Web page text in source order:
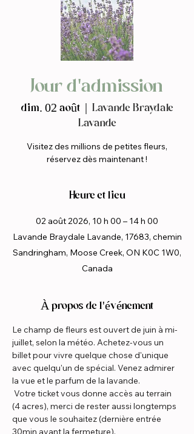
Jour d'admission
dim. 02 août
  |
Lavande Braydale
Lavande
Visitez des millions de petites fleurs,
réservez dès maintenant !
Heure et lieu
02 août 2026, 10 h 00 – 14 h 00
Lavande Braydale Lavande, 17683, chemin
Sandringham, Moose Creek, ON K0C 1W0,
Canada
À propos de l'événement
Le champ de fleurs est ouvert de juin à mi-
juillet, selon la météo. Achetez-vous un
billet pour vivre quelque chose d'unique
avec quelqu'un de spécial. Venez admirer
la vue et le parfum de la lavande.
(4 acres), merci de rester aussi longtemps
que vous le souhaitez (dernière entrée
30min avant la fermeture).